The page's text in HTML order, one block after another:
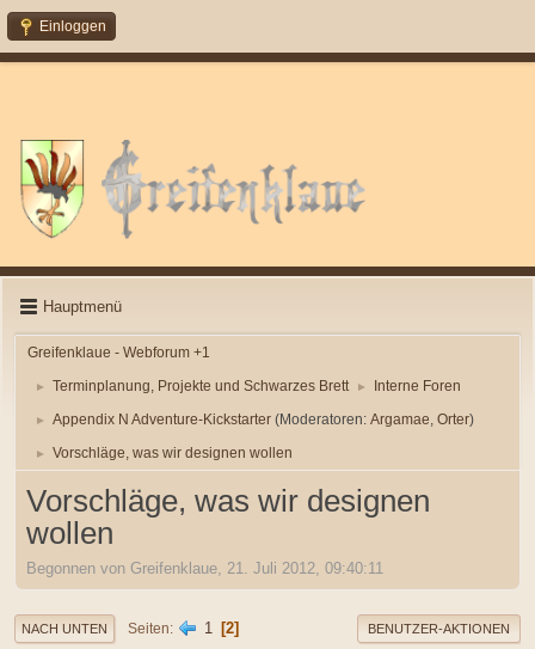
Einloggen
Hauptmenü
Greifenklaue - Webforum +1
► Terminplanung, Projekte und Schwarzes Brett ► Interne Foren
► Appendix N Adventure-Kickstarter (Moderatoren: Argamae Orter)
► Vorschläge, was wir designen wollen
Vorschläge, was wir designen
wollen
Begonnen von Greifenklaue, 21. Juli 2012, 09:40:11
NACH UNTEN Seiten 1 2 BENUTZER-AKTIONEN